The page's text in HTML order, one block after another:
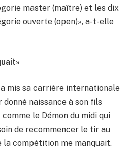
master (maître) et les dix
ouverte (open)», a-t-elle
a mis sa carrière internationale
naissance à son fils
comme le Démon du midi qui
de recommencer le tir au
la compétition me manquait.